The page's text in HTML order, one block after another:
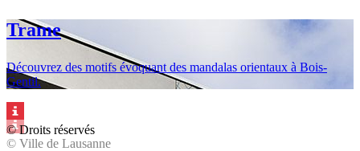
© Ville de Lausanne
Trame
Découvrez des motifs évoquant des mandalas orientaux à Bois-
Gentil.
© Droits réservés